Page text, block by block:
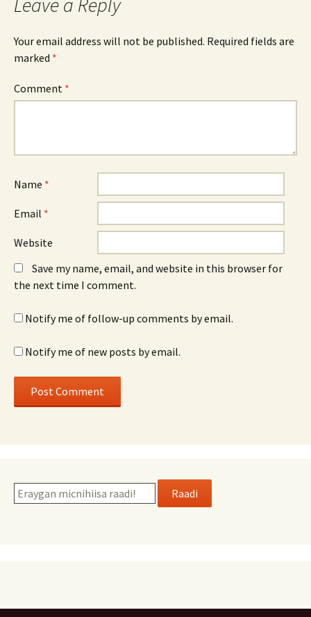
Your email address will not be published. Required fields are
marked *
Comment *
Name *
Email *
Website
Save my name, email, and website in this browser for
the next time I comment.
Notify me of follow-up comments by email.
Notify me of new posts by email.
Raadi